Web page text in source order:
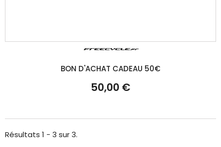
BON D'ACHAT CADEAU 50€
50,00 €
Résultats 1 - 3 sur 3.